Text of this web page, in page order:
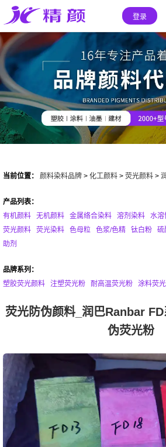
登录
当前位置： 颜料染料品牌 > 化工颜料 > 荧光颜料 >
产品列表：
有机颜料
无机颜料 金属络合染料 溶剂染料 水溶
荧光颜料
荧光染料 色母粒 色浆/色精 钛白粉 硫
助剂
品牌系列：
塑胶荧光颜料
注塑荧光粉 耐高温荧光粉 涂料荧
荧光防伪颜料_润巴Ranbar
伪荧光粉